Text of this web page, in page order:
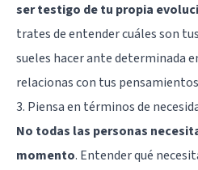
ser testigo de tu propia
trates de entender cuáles son
sueles hacer ante determinada
relacionas con tus
3. Piensa en términos de
No todas las personas
momento. Entender qué